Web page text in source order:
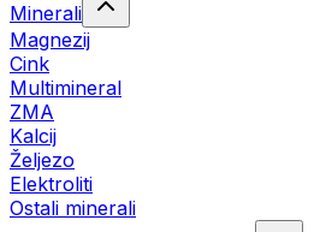
Minerali
Magnezij
Cink
Multimineral
ZMA
Kalcij
Željezo
Elektroliti
Ostali minerali